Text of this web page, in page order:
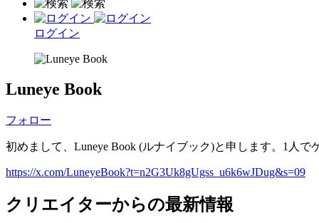
ログイン
Luneye Book
フォロー
初めまして、Luneye Book (ルナイブック)と申します。1人で
https://x.com/LuneyeBook?t=n2G3Uk8gUgss_u6k6wJDug&s=09
クリエイターからの最新情報